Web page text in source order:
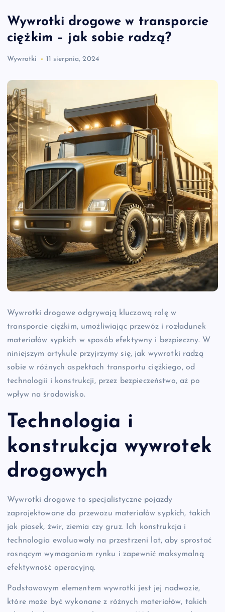
Wywrotki drogowe w transporcie
ciężkim – jak sobie radzą?
Wywrotki 11 sierpnia, 2024
Wywrotki drogowe odgrywają kluczową rolę w
transporcie ciężkim, umożliwiając przewóz i rozładunek
materiałów sypkich w sposób efektywny i bezpieczny. W
niniejszym artykule przyjrzymy się, jak wywrotki radzą
sobie w różnych aspektach transportu ciężkiego, od
technologii i konstrukcji, przez bezpieczeństwo, aż po
wpływ na środowisko.
Technologia i
konstrukcja wywrotek
drogowych
Wywrotki drogowe to specjalistyczne pojazdy
zaprojektowane do przewozu materiałów sypkich, takich
jak piasek, żwir, ziemia czy gruz. Ich konstrukcja i
technologia ewoluowały na przestrzeni lat, aby sprostać
rosnącym wymaganiom rynku i zapewnić maksymalną
efektywność operacyjną.
Podstawowym elementem wywrotki jest jej nadwozie,
które może być wykonane z różnych materiałów, takich